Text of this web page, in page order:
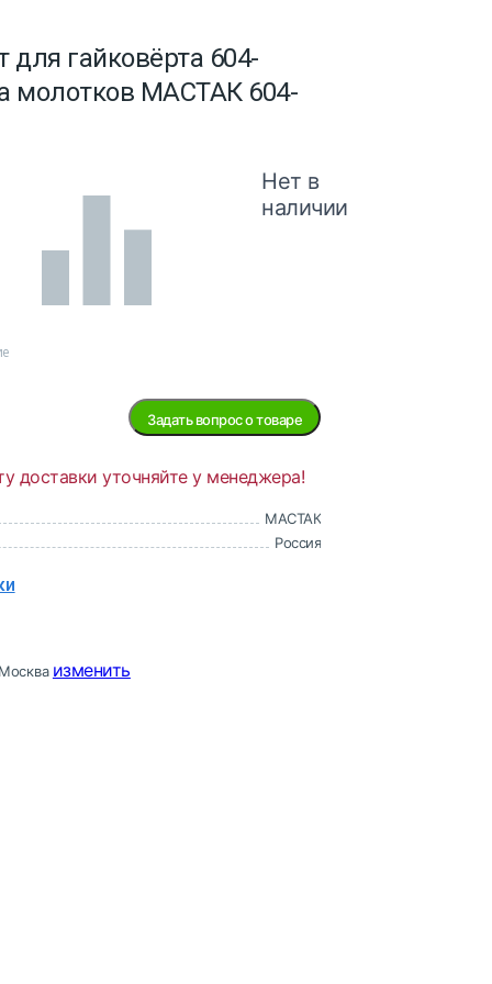
гайковёрта 604-
молотков МАСТАК 604-
Нет в
наличии
Задать вопрос о товаре
доставки уточняйте у менеджера!
МАСТАК
Россия
Москва изменить